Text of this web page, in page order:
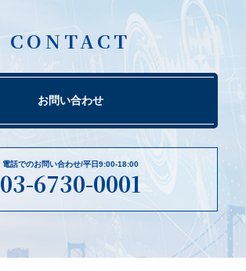
CONTACT
お問い合わせ
電話でのお問い合わせ/平日9:00-18:00
03-6730-0001